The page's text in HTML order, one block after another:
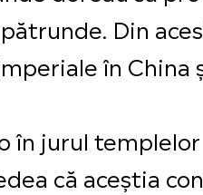
Din
în China
în jurul templelor
că aceștia